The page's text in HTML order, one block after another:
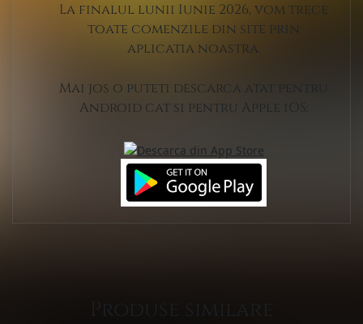
La finalul lunii Iunie 2026, vom trece
toate comenzile din site prin
aplicatia noastra.
Mai jos o puteti descarca atat pentru
Android cat si pentru Apple iOS:
Produse similare